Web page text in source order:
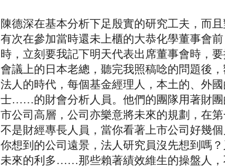
陳德深在基本分析下足殷實的研究工夫，而
有次在參加當時還未上櫃的大恭化學董事會
時，立刻要我記下明天代表出席董事會時，
會議上的日本老總，聽完我照稿唸的問題後，
法人的時代，每個基金經理人，本土的、外
士……的財會分析人員。他們的團隊用著財團
市公司高層，公司亦樂意將未來的規劃，在
不是財經專長人員，當你看著上市公司好幾
你想到的公司遠景，法人研究員沒先想到嗎
未來的利多……那些賴著績效維生的操盤人，